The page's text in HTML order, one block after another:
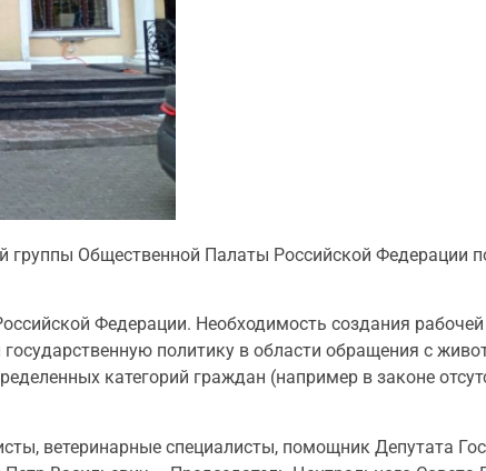
группы Общественной Палаты Российской Федерации
Федерации. Необходимость создания
политику в области обращения с
категорий граждан (например в законе
ветеринарные специалисты, помощник Депутата